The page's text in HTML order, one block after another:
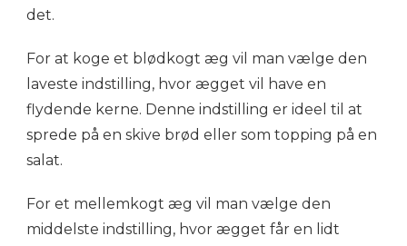
det.
For at koge et blødkogt æg vil man vælge den
laveste indstilling, hvor ægget vil have en
flydende kerne. Denne indstilling er ideel til at
sprede på en skive brød eller som topping på en
salat.
For et mellemkogt æg vil man vælge den
middelste indstilling, hvor ægget får en lidt